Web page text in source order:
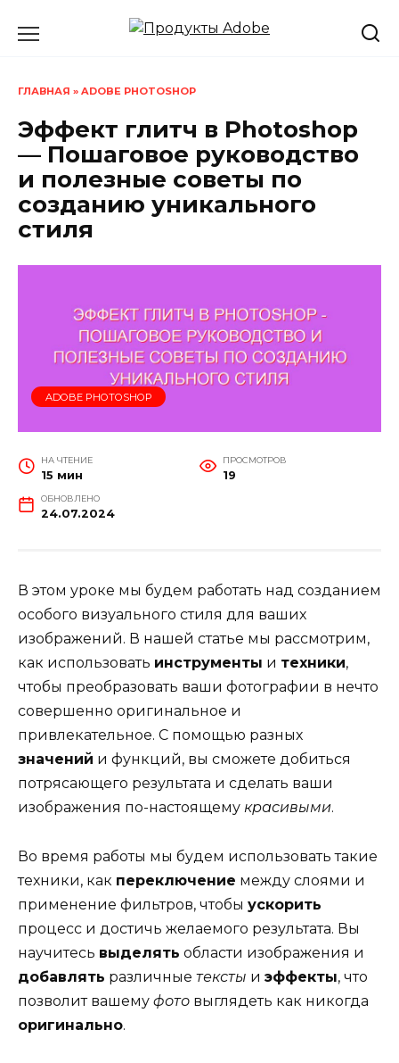
ГЛАВНАЯ » ADOBE PHOTOSHOP
Эффект глитч в Photoshop
— Пошаговое руководство
и полезные советы по
созданию уникального
стиля
ADOBE PHOTOSHOP
НА ЧТЕНИЕ
15 мин
ПРОСМОТРОВ
19
ОБНОВЛЕНО
24.07.2024
В этом уроке мы будем работать над созданием
особого визуального стиля для ваших
изображений. В нашей статье мы рассмотрим,
как использовать инструменты и техники,
чтобы преобразовать ваши фотографии в нечто
совершенно оригинальное и
привлекательное. С помощью разных
значений и функций, вы сможете добиться
потрясающего результата и сделать ваши
изображения по-настоящему красивыми.
Во время работы мы будем использовать такие
техники, как переключение между слоями и
применение фильтров, чтобы ускорить
процесс и достичь желаемого результата. Вы
научитесь выделять области изображения и
добавлять различные тексты и эффекты, что
позволит вашему фото выглядеть как никогда
оригинально.